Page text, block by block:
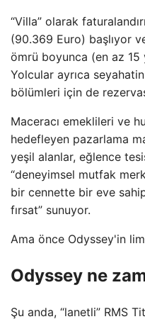
“Villa” olarak
(90.369 Euro) başlıyor
ömrü boyunca (en az 15
Yolcular ayrıca
bölümleri için de
Maceracı emeklileri ve
hedefleyen pazarlama
yeşil alanlar, eğlence
“deneyimsel mutfak
bir cennette bir eve
fırsat” sunuyor.
Ama önce Odyssey'in
Odyssey ne
Şu anda, “lanetli” RMS